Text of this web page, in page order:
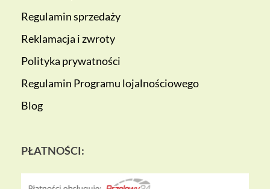
Regulamin sprzedaży
Reklamacja i zwroty
Polityka prywatności
Regulamin Programu lojalnościowego
Blog
PŁATNOŚCI: